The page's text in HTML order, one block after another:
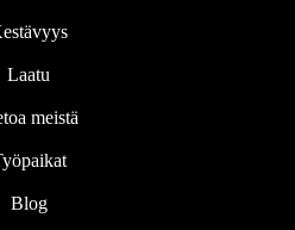
Laatu
meistä
Blog